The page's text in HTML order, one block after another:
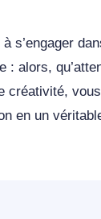
s’engager
: alors,
créativité,
en un